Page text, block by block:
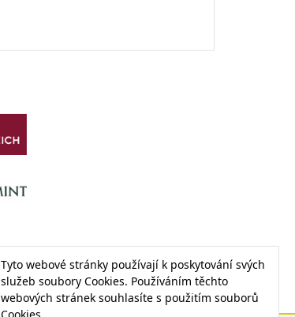
Tyto webové stránky používají k poskytování svých
služeb soubory Cookies. Používáním těchto
webových stránek souhlasíte s použitím souborů